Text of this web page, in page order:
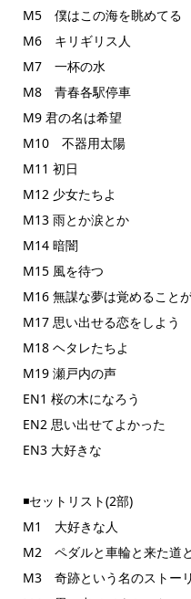
M5 僕はこの海を眺めてる
M6 キリギリス人
M7 一杯の水
M8 青春各駅停車
M9 君の名は希望
M10 不器用太陽
M11 初日
M12 少女たちよ
M13 雨とか涙とか
M14 暗闇
M15 風を待つ
M16 無謀な夢は覚めること
M17 思い出せる恋をしよう
M18 ヘタレたちよ
M19 瀬戸内の声
EN1 桜の木になろう
EN2 思い出せてよかった
EN3 大好きな
◾️セットリスト(2部)
M1 大好きな人
M2 ペダルと車輪と来た道と
M3 奇跡という名のストー